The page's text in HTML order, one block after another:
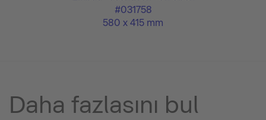
#031758
580 x 415 mm
Daha fazlasını bul